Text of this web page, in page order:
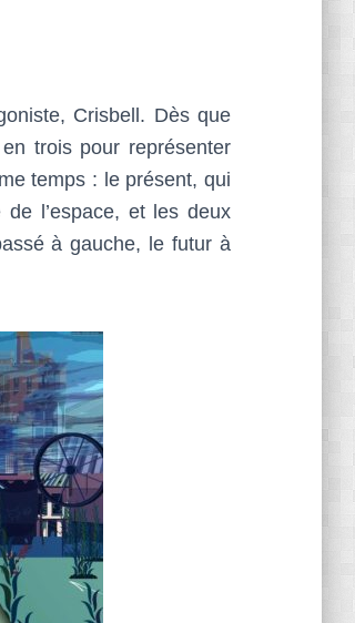
Crisbell. Dès que
trois pour représenter
temps : le présent, qui
l’espace, et les deux
à gauche, le futur à